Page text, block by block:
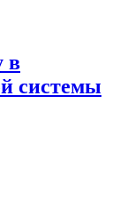
в
системы